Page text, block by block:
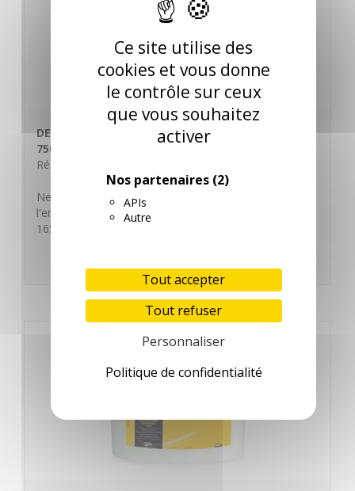
Ce site utilise des
cookies et vous donne
le contrôle sur ceux
que vous souhaitez
activer
Nos partenaires (2)
APIs
Autre
Tout accepter
Tout refuser
Personnaliser
Politique de confidentialité
DETERGENT DEGRAISSANT DESINFECTANT VAPO
750ml
Réf. 130913 / FEC750U
Nettoie et désinfecte en une seule opération. Prêt à
l'emploi. pH H13 Bactéricide EN 1276, Fongicide EN
1650.…